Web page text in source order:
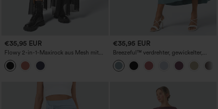
€35,95 EUR
Flowy 2-in-1-Maxirock aus Mesh mit
hohem Bund
€35,95 EUR
Breezeful™ verdrehter, gewickelter,
Resort-Rock mit hohem Bund und
Schnürung hinten, schnell trocknend